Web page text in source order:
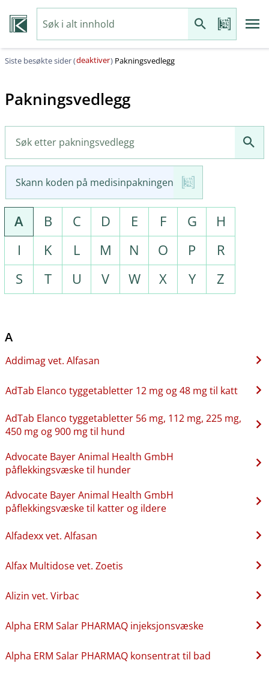
Siste besøkte sider (deaktiver) Pakningsvedlegg
Pakningsvedlegg
Skann koden på medisinpakningen
A B C D E F G
H
I
K L M N O P
R
S
T U V W X Y Z
A
Addimag vet. Alfasan
AdTab Elanco tyggetabletter 12 mg og 48 mg til katt
AdTab Elanco tyggetabletter 56 mg, 112 mg, 225 mg,
450 mg og 900 mg til hund
Advocate Bayer Animal Health GmbH
påflekkingsvæske til hunder
Advocate Bayer Animal Health GmbH
påflekkingsvæske til katter og ildere
Alfadexx vet. Alfasan
Alfax Multidose vet. Zoetis
Alizin vet. Virbac
Alpha ERM Salar PHARMAQ injeksjonsvæske
Alpha ERM Salar PHARMAQ konsentrat til bad